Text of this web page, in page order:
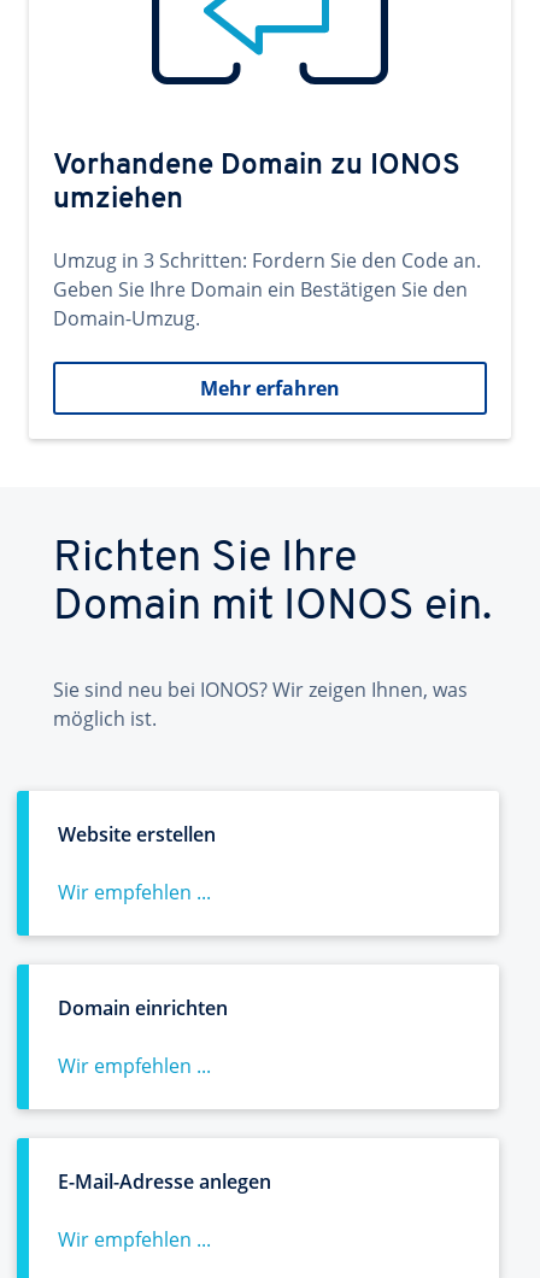
Vorhandene Domain zu IONOS
umziehen
Umzug in 3 Schritten: Fordern Sie den Code an.
Geben Sie Ihre Domain ein Bestätigen Sie den
Domain-Umzug.
Mehr erfahren
Richten Sie Ihre
Domain mit IONOS ein.
Sie sind neu bei IONOS? Wir zeigen Ihnen, was
möglich ist.
Website erstellen
Wir empfehlen ...
Domain einrichten
Wir empfehlen ...
E-Mail-Adresse anlegen
Wir empfehlen ...